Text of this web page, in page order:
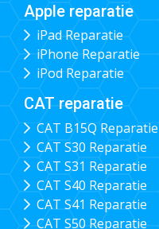
Apple reparatie
iPad Reparatie
iPhone Reparatie
iPod Reparatie
CAT reparatie
CAT B15Q Reparatie
CAT S30 Reparatie
CAT S31 Reparatie
CAT S40 Reparatie
CAT S41 Reparatie
CAT S50 Reparatie